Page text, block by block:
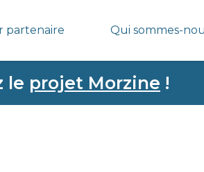
partenaire Qui sommes-
le projet Morzine !